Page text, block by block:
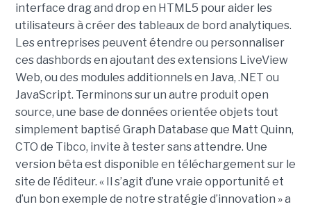
interface drag and drop en HTML5 pour aider les
utilisateurs à créer des tableaux de bord analytiques.
Les entreprises peuvent étendre ou personnaliser
ces dashbords en ajoutant des extensions LiveView
Web, ou des modules additionnels en Java, .NET ou
JavaScript. Terminons sur un autre produit open
source, une base de données orientée objets tout
simplement baptisé Graph Database que Matt Quinn,
CTO de Tibco, invite à tester sans attendre. Une
version bêta est disponible en téléchargement sur le
site de l’éditeur. « Il s’agit d’une vraie opportunité et
d’un bon exemple de notre stratégie d’innovation » a